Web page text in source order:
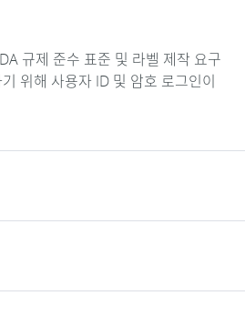
규제 준수 표준 및 라벨 제작 요구
위해 사용자 ID 및 암호 로그인이